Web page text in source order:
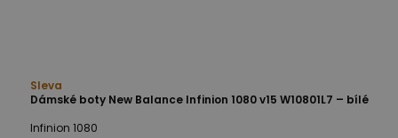
Sleva
Dámské boty New Balance Infinion 1080 v15 W10801L7 – bílé
Infinion 1080